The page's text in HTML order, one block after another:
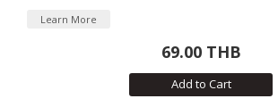
Learn More
69.00 THB
Add to Cart